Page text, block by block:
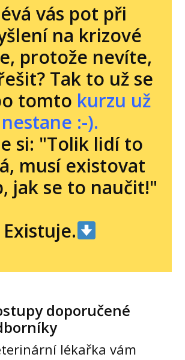
vás pot při
na krizové
protože nevíte,
Tak to už se
tomto kurzu už
nestane :-).
si: "Tolik lidí to
musí existovat
jak se to naučit!"
Existuje.
doporučené
lékařka vám